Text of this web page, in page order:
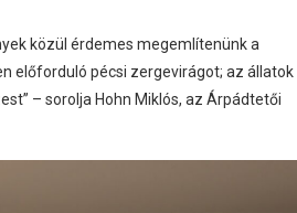
közül érdemes megemlítenünk a
előforduló pécsi zergevirágot; az állatok
– sorolja Hohn Miklós, az Árpádtetői